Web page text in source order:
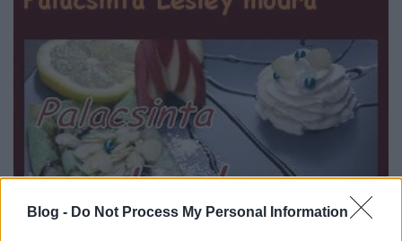
Blog - Do Not Process My Personal Information